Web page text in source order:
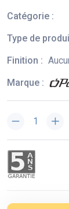
Catégorie :
Type de
Finition :
Marque :